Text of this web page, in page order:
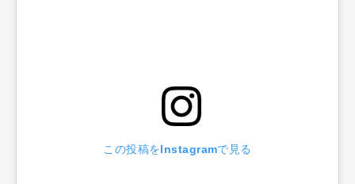
この投稿をInstagramで見る